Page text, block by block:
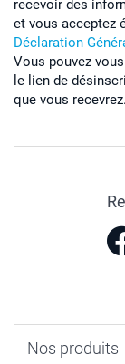
recevoir des
et vous acceptez
Déclaration
Vous pouvez
le lien de
que vous recevrez.
Nos produits